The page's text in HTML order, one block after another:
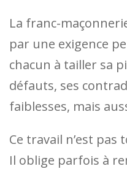
La franc-
par une exigence
chacun à tailler sa
défauts, ses
faiblesses, mais
Ce travail n’est
Il oblige parfois à